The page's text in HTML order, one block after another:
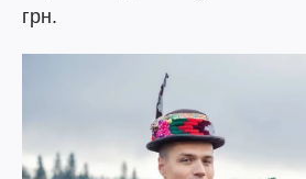
грн.